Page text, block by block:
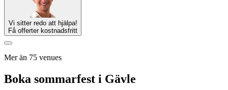
Vi sitter redo att hjälpa!
Få offerter kostnadsfritt
Mer än 75 venues
Boka sommarfest i Gävle